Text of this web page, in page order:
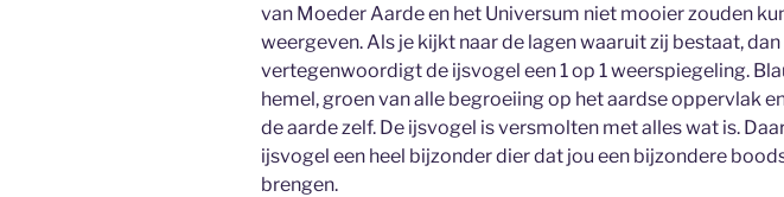
van Moeder Aarde en het Universum niet mooier zouden
weergeven. Als je kijkt naar de lagen waaruit zij bestaat, dan
vertegenwoordigt de ijsvogel een 1 op 1 weerspiegeling.
hemel, groen van alle begroeiing op het aardse oppervlak
de aarde zelf. De ijsvogel is versmolten met alles wat is.
ijsvogel een heel bijzonder dier dat jou een bijzondere
brengen.